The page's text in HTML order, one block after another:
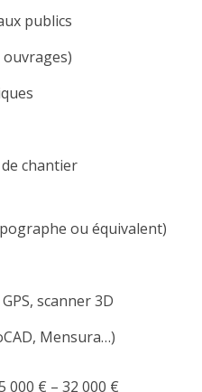
publics
chantier
ou équivalent)
scanner 3D
Mensura…)
000 € – 32 000 €